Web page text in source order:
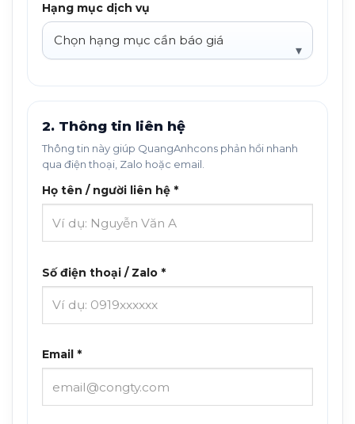
Hạng mục dịch vụ
2. Thông tin liên hệ
Thông tin này giúp QuangAnhcons phản hồi nhanh
qua điện thoại, Zalo hoặc email.
Họ tên / người liên hệ *
Số điện thoại / Zalo *
Email *